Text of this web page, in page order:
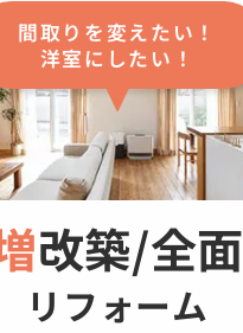
間取りを変えたい！
洋室にしたい！
増改築/全面
リフォーム